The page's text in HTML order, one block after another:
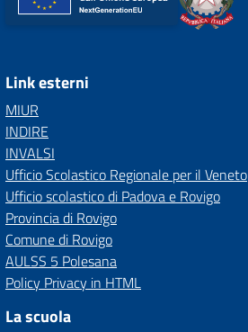
Link esterni
MIUR
INDIRE
INVALSI
Ufficio Scolastico Regionale per il Veneto
Ufficio scolastico di Padova e Rovigo
Provincia di Rovigo
Comune di Rovigo
AULSS 5 Polesana
Policy Privacy in HTML
La scuola